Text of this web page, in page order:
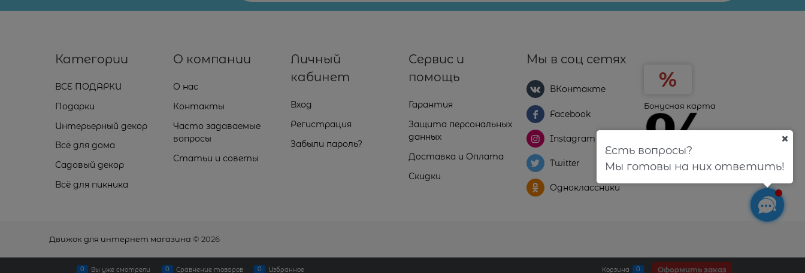
Категории
ВСЕ ПОДАРКИ
Подарки
Интерьерный декор
Всё для дома
Садовый декор
Всё для пикника
О компании
О нас
Контакты
Часто задаваемые
вопросы
Статьи и советы
Личный
кабинет
Вход
Регистрация
Забыли пароль?
Сервис и
помощь
Гарантия
Защита персональных
данных
Доставка и Оплата
Скидки
Мы в соц сетях
ВКонтакте
Facebook
Instagram
Twitter
Одноклассники
Бонусная карта
Движок для интернет магазина © 2026
0 Вы уже смотрели 0 Сравнение товаров 0 Избранное Корзина 0 Оформить заказ
Есть вопросы?
Мы готовы на них ответить!